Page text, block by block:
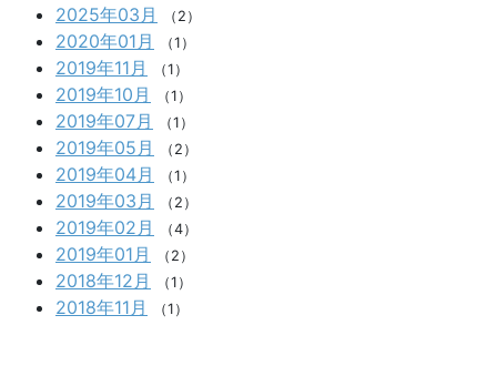
2025年03月 （2）
2020年01月 （1）
2019年11月 （1）
2019年10月 （1）
2019年07月 （1）
2019年05月 （2）
2019年04月 （1）
2019年03月 （2）
2019年02月 （4）
2019年01月 （2）
2018年12月 （1）
2018年11月 （1）